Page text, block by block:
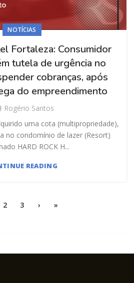
NOTÍCIAS
Fortaleza: Consumidor
tutela de urgência no
cobranças, após
do empreendimento
Rogério Santos
uma cota (multipropriedade),
no condomínio de lazer (Resort)
HARD ROCK H...
READING
2 3 › »